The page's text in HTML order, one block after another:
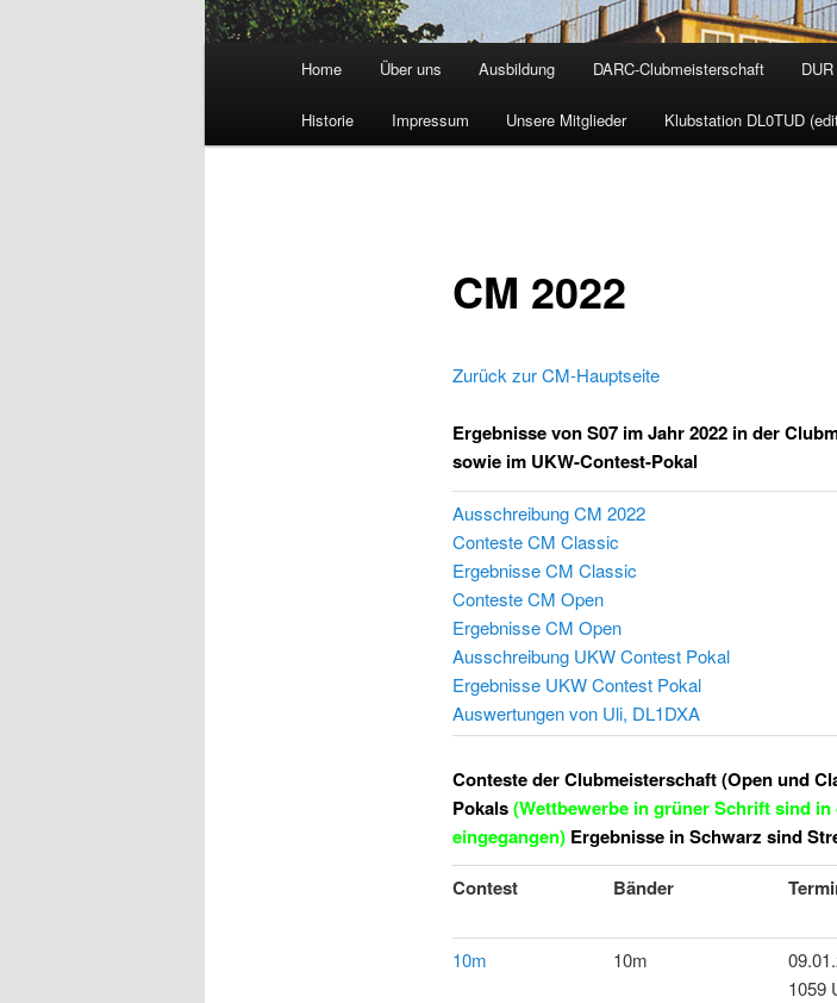
Home Über uns Ausbildung DARC-Clubmeisterschaft DUR
Historie Impressum Unsere Mitglieder Klubstation DL0TUD
CM 2022
Zurück zur CM-Hauptseite
Ergebnisse von S07 im Jahr 2022 in der
sowie im UKW-Contest-Pokal
Ausschreibung CM 2022
Conteste CM Classic
Ergebnisse CM Classic
Conteste CM Open
Ergebnisse CM Open
Ausschreibung UKW Contest Pokal
Ergebnisse UKW Contest Pokal
Auswertungen von Uli, DL1DXA
Conteste der Clubmeisterschaft (Open und
Pokals(Wettbewerbe in grüner Schrift sind
eingegangen) Ergebnisse in Schwarz sind
Contest
Bänder
10m 10m
1059